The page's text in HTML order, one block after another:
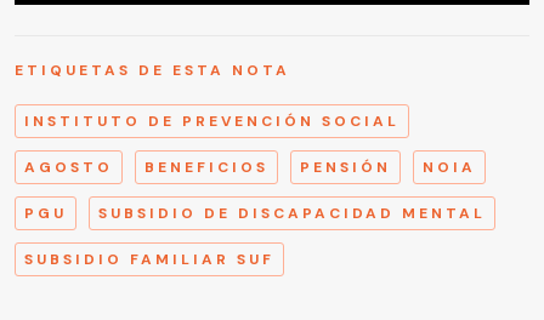
ETIQUETAS DE ESTA NOTA
INSTITUTO DE PREVENCIÓN SOCIAL
AGOSTO BENEFICIOS PENSIÓN NOIA
PGU SUBSIDIO DE DISCAPACIDAD MENTAL
SUBSIDIO FAMILIAR SUF